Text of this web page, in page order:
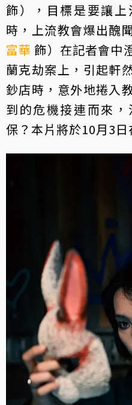
飾），目標是要讓
時，上流教會爆出醜
富華 飾）在記者會中
蘭克劫案上，引起軒
鈔店時，意外地捲入
到的危機接連而來
保？本片將於10月3日